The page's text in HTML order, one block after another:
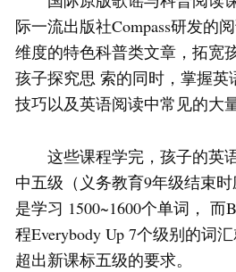
际一流出版社Compass研发的
维度的特色科普类文章，拓宽
孩子探究思 索的同时，掌握英
技巧以及英语阅读中常见的大
这些课程学完，孩子的英
中五级（义务教育9年级结束
是学习 1500~1600个单词，
程Everybody Up 7个级别的词
超出新课标五级的要求。